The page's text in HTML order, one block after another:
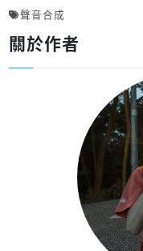
聲音合成
關於作者